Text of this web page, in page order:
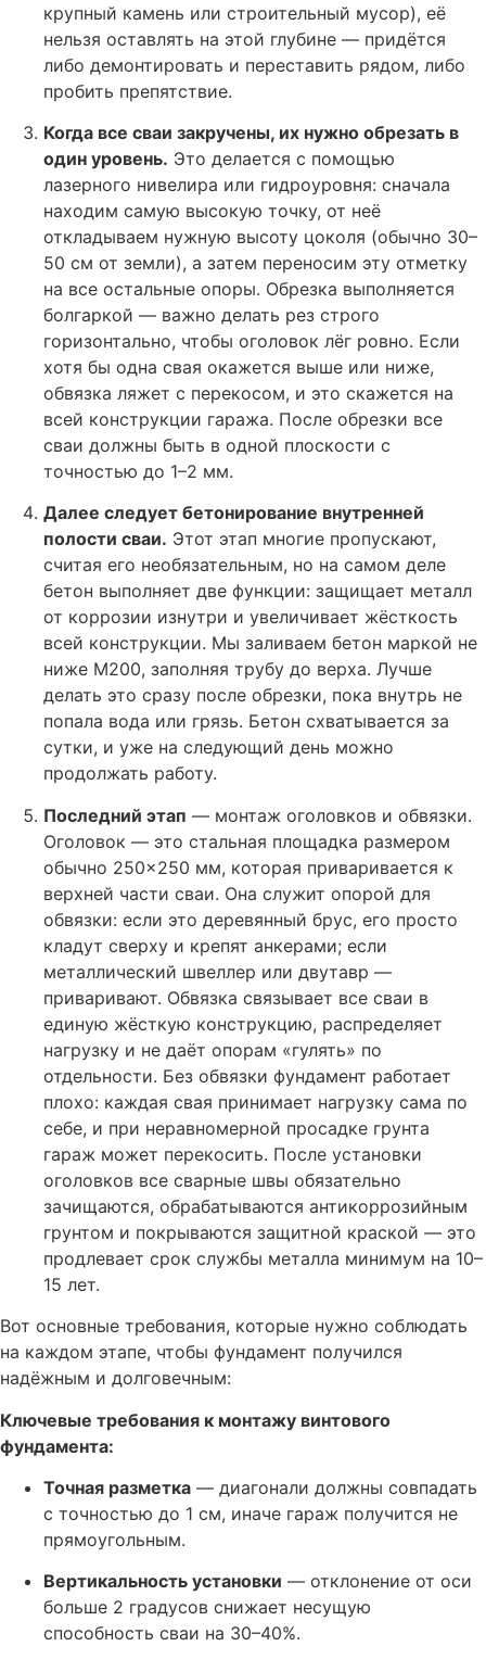
крупный камень или строительный мусор), её
нельзя оставлять на этой глубине — придётся
либо демонтировать и переставить рядом, либо
пробить препятствие.
Когда все сваи закручены, их нужно обрезать в
один уровень. Это делается с помощью
лазерного нивелира или гидроуровня: сначала
находим самую высокую точку, от неё
откладываем нужную высоту цоколя (обычно 30–
50 см от земли), а затем переносим эту отметку
на все остальные опоры. Обрезка выполняется
болгаркой — важно делать рез строго
горизонтально, чтобы оголовок лёг ровно. Если
хотя бы одна свая окажется выше или ниже,
обвязка ляжет с перекосом, и это скажется на
всей конструкции гаража. После обрезки все
сваи должны быть в одной плоскости с
точностью до 1–2 мм.
Далее следует бетонирование внутренней
полости сваи. Этот этап многие пропускают,
считая его необязательным, но на самом деле
бетон выполняет две функции: защищает металл
от коррозии изнутри и увеличивает жёсткость
всей конструкции. Мы заливаем бетон маркой не
ниже М200, заполняя трубу до верха. Лучше
делать это сразу после обрезки, пока внутрь не
попала вода или грязь. Бетон схватывается за
сутки, и уже на следующий день можно
продолжать работу.
Последний этап — монтаж оголовков и обвязки.
Оголовок — это стальная площадка размером
обычно 250×250 мм, которая приваривается к
верхней части сваи. Она служит опорой для
обвязки: если это деревянный брус, его просто
кладут сверху и крепят анкерами; если
металлический швеллер или двутавр —
приваривают. Обвязка связывает все сваи в
единую жёсткую конструкцию, распределяет
нагрузку и не даёт опорам «гулять» по
отдельности. Без обвязки фундамент работает
плохо: каждая свая принимает нагрузку сама по
себе, и при неравномерной просадке грунта
гараж может перекосить. После установки
оголовков все сварные швы обязательно
зачищаются, обрабатываются антикоррозийным
грунтом и покрываются защитной краской — это
продлевает срок службы металла минимум на 10–
15 лет.
Вот основные требования, которые нужно соблюдать
на каждом этапе, чтобы фундамент получился
надёжным и долговечным:
Ключевые требования к монтажу винтового
фундамента:
Точная разметка — диагонали должны совпадать
с точностью до 1 см, иначе гараж получится не
прямоугольным.
Вертикальность установки — отклонение от оси
больше 2 градусов снижает несущую
способность сваи на 30–40%.